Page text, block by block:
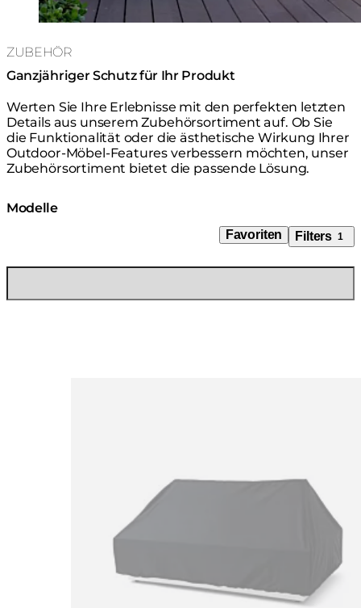
ZUBEHÖR
Ganzjähriger Schutz für Ihr Produkt
Werten Sie Ihre Erlebnisse mit den perfekten letzten
Details aus unserem Zubehörsortiment auf. Ob Sie
die Funktionalität oder die ästhetische Wirkung Ihrer
Outdoor-Möbel-Features verbessern möchten, unser
Zubehörsortiment bietet die passende Lösung.
Modelle
Favoriten Filters 1